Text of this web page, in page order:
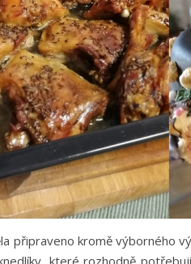
připraveno kromě výborného
které rozhodně